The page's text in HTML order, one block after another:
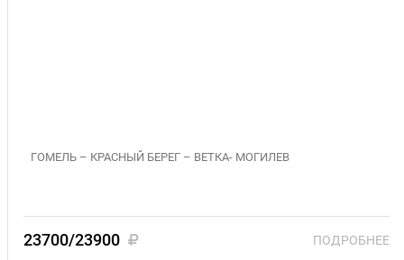
ГОМЕЛЬ – КРАСНЫЙ БЕРЕГ – ВЕТКА- МОГИЛЕВ
23700/23900 ПОДРОБНЕЕ